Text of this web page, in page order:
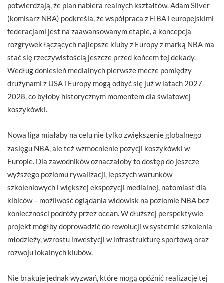
potwierdzają, że plan nabiera realnych kształtów. Adam Silver
(komisarz NBA) podkreśla, że współpraca z FIBA i europejskimi
federacjami jest na zaawansowanym etapie, a koncepcja
rozgrywek łączących najlepsze kluby z Europy z marką NBA ma
stać się rzeczywistością jeszcze przed końcem tej dekady.
Według doniesień medialnych pierwsze mecze pomiędzy
drużynami z USA i Europy mogą odbyć się już w latach 2027-
2028, co byłoby historycznym momentem dla światowej
koszykówki.
Nowa liga miałaby na celu nie tylko zwiększenie globalnego
zasięgu NBA, ale też wzmocnienie pozycji koszykówki w
Europie. Dla zawodników oznaczałoby to dostęp do jeszcze
wyższego poziomu rywalizacji, lepszych warunków
szkoleniowych i większej ekspozycji medialnej, natomiast dla
kibiców – możliwość oglądania widowisk na poziomie NBA bez
konieczności podróży przez ocean. W dłuższej perspektywie
projekt mógłby doprowadzić do rewolucji w systemie szkolenia
młodzieży, wzrostu inwestycji w infrastrukturę sportową oraz
rozwoju lokalnych klubów.
Nie brakuje jednak wyzwań, które mogą opóźnić realizację tej